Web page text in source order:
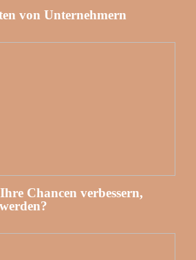
von Unternehmern
Chancen verbessern,